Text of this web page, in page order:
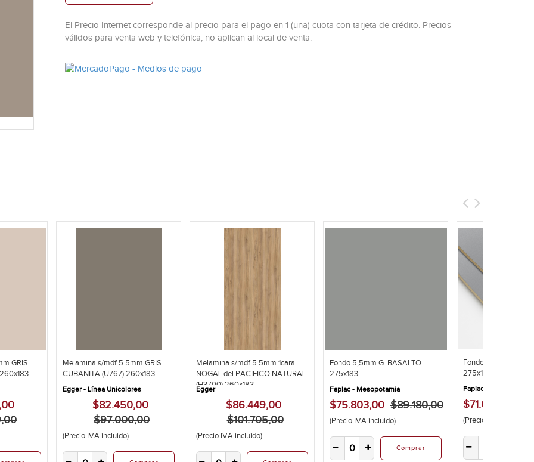
El Precio Internet corresponde al precio para el pago en 1 (una) cuota con tarjeta de crédito. Precios
válidos para venta web y telefónica, no aplican al local de venta.
GRIS
Melamina s/mdf 5.5mm GRIS
CUBANITA (U767) 260x183
Egger - Línea Unicolores
$82.450,00
$97.000,00
(Precio IVA incluido)
Melamina s/mdf 5.5mm 1cara
NOGAL del PACIFICO NATURAL
(H3700) 260x183...
Egger
$86.449,00
$101.705,00
(Precio IVA incluido)
Fondo 5,5mm G. BASALTO
275x183
Faplac - Mesopotamia
$75.803,00 $89.180,00
(Precio IVA incluido)
Comprar
Fondo 5,5mm
275x183cm
Faplac - Línea Colores
$71.050,00
(Precio IVA incluido)